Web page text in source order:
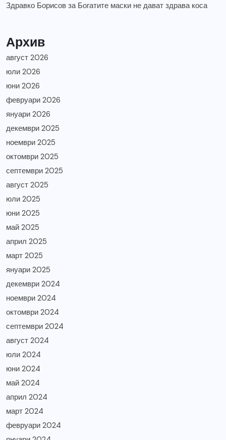
Здравко Борисов за Богатите маски не дават здрава коса
Архив
август 2026
юли 2026
юни 2026
февруари 2026
януари 2026
декември 2025
ноември 2025
октомври 2025
септември 2025
август 2025
юли 2025
юни 2025
май 2025
април 2025
март 2025
януари 2025
декември 2024
ноември 2024
октомври 2024
септември 2024
август 2024
юли 2024
юни 2024
май 2024
април 2024
март 2024
февруари 2024